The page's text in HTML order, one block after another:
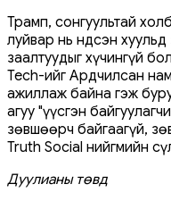
Трамп, сонгуультай
луйвар нь Үндсэн
заалтуудыг хүчингүй
Tech-ийг Ардчилсан
ажиллаж байна гэж
агуу "үүсгэн
зөвшөөрч байгаагүй,
Truth Social нийгмийн
Дуулианы төвд